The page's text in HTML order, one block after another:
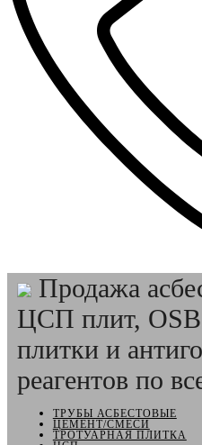
Продажа
ЦСП плит, OSB
плитки и
реагентов по
ТРУБЫ АСБЕСТОВЫЕ
ЦЕМЕНТ/СМЕСИ
ТРОТУАРНАЯ ПЛИТКА